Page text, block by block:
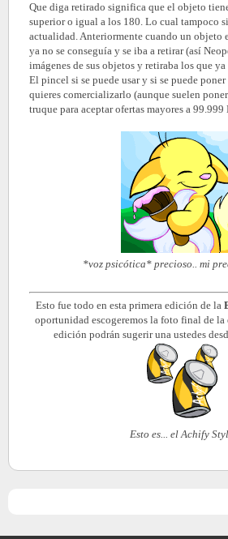
Que diga retirado significa que el objeto
superior o igual a los 180. Lo cual tampoco
actualidad. Anteriormente cuando un objeto
ya no se conseguía y se iba a retirar (así
imágenes de sus objetos y retiraba los que
El pincel si se puede usar y si se puede
quieres comercializarlo (aunque suelen
truque para aceptar ofertas mayores a 99.999
*voz psicótica* precioso.. mi
Esto fue todo en esta primera edición de la
oportunidad escogeremos la foto final de
edición podrán sugerir una ustedes
Esto es... el Achify